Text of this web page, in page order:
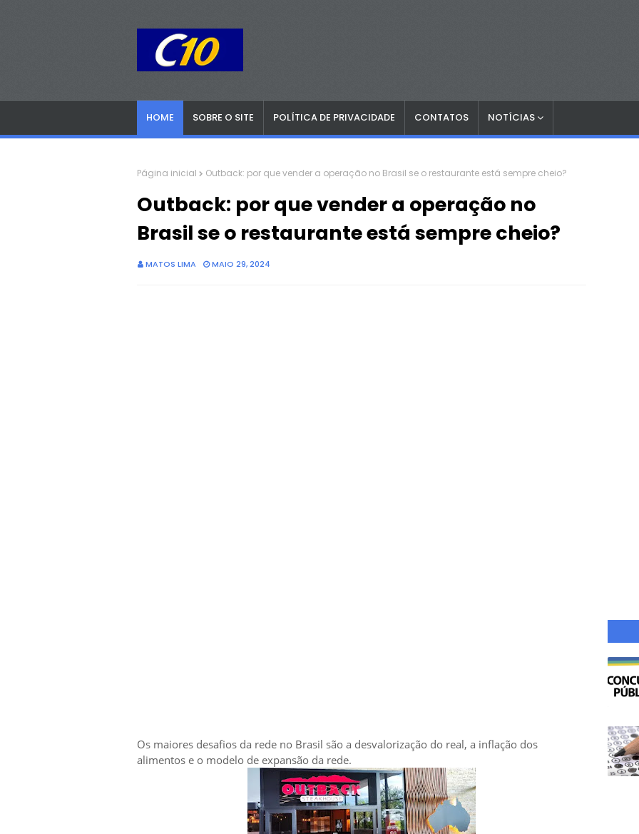
HOME SOBRE O SITE POLÍTICA DE PRIVACIDADE CONTATOS NOTÍCIAS
Página inicial Outback: por que vender a operação no Brasil se o restaurante está sempre cheio?
Outback: por que vender a operação no
Brasil se o restaurante está sempre cheio?
MATOS LIMA MAIO 29, 2024
Os maiores desafios da rede no Brasil são a desvalorização do real, a inflação dos
alimentos e o modelo de expansão da rede.